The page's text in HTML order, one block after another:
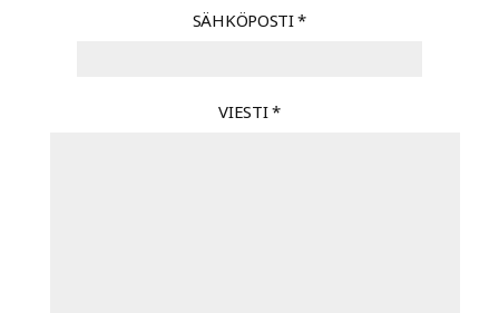
SÄHKÖPOSTI*
VIESTI*